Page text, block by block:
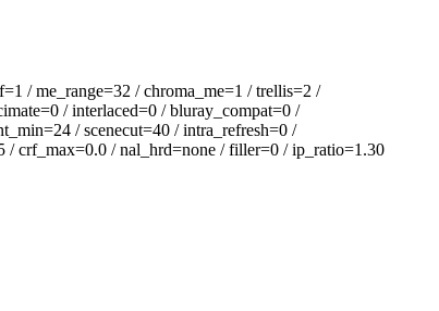
/ me_range=32 / chroma_me=1 / trellis=2 /
/ interlaced=0 / bluray_compat=0 /
/ scenecut=40 / intra_refresh=0 /
/ crf_max=0.0 / nal_hrd=none / filler=0 / ip_ratio=1.30